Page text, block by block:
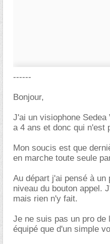
------
Bonjour,
J'ai un visiophone
a 4 ans et donc qui n'est
Mon soucis est que
en marche toute seule
Au départ j'ai pensé à un
niveau du bouton appel.
mais rien n'y fait.
Je ne suis pas un pro de
équipé que d'un simple